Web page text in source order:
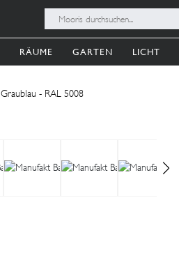
RÄUME GARTEN LICHT